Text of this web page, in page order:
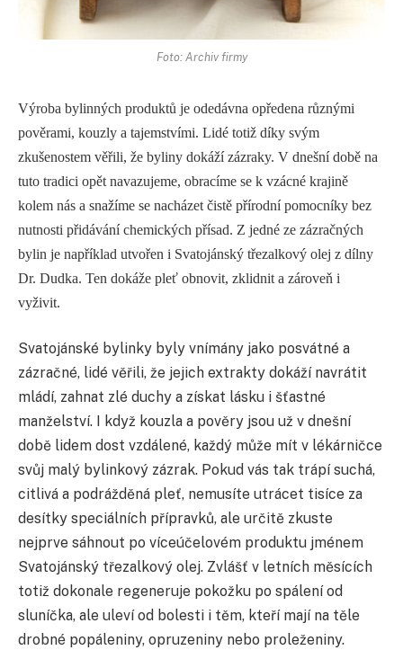
Foto: Archiv firmy
Výroba bylinných produktů je odedávna opředena různými
pověrami, kouzly a tajemstvími. Lidé totiž díky svým
zkušenostem věřili, že byliny dokáží zázraky. V dnešní době na
tuto tradici opět navazujeme, obracíme se k vzácné krajině
kolem nás a snažíme se nacházet čistě přírodní pomocníky bez
nutnosti přidávání chemických přísad. Z jedné ze zázračných
bylin je například utvořen i Svatojánský třezalkový olej z dílny
Dr. Dudka. Ten dokáže pleť obnovit, zklidnit a zároveň i
vyživit.
Svatojánské bylinky byly vnímány jako posvátné a
zázračné, lidé věřili, že jejich extrakty dokáží navrátit
mládí, zahnat zlé duchy a získat lásku i šťastné
manželství. I když kouzla a pověry jsou už v dnešní
době lidem dost vzdálené, každý může mít v lékárničce
svůj malý bylinkový zázrak. Pokud vás tak trápí suchá,
citlivá a podrážděná pleť, nemusíte utrácet tisíce za
desítky speciálních přípravků, ale určitě zkuste
nejprve sáhnout po víceúčelovém produktu jménem
Svatojánský třezalkový olej. Zvlášť v letních měsících
totiž dokonale regeneruje pokožku po spálení od
sluníčka, ale uleví od bolesti i těm, kteří mají na těle
drobné popáleniny, opruzeniny nebo proleženiny.